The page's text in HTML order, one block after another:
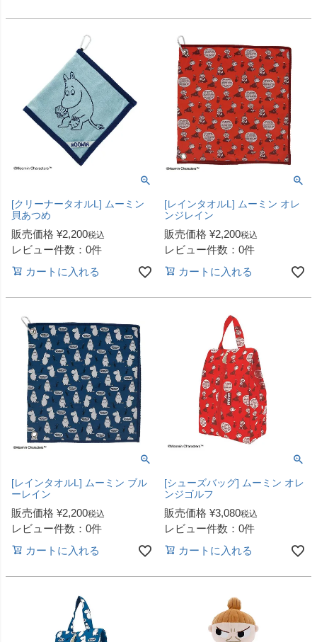
[クリーナータオルL] ムーミン
貝あつめ
販売価格 ¥2,200税込
レビュー件数：0件
カートに入れる
[レインタオルL] ムーミン オレ
ンジレイン
販売価格 ¥2,200税込
レビュー件数：0件
カートに入れる
[レインタオルL] ムーミン ブル
ーレイン
販売価格 ¥2,200税込
レビュー件数：0件
カートに入れる
[シューズバッグ] ムーミン オレ
ンジゴルフ
販売価格 ¥3,080税込
レビュー件数：0件
カートに入れる